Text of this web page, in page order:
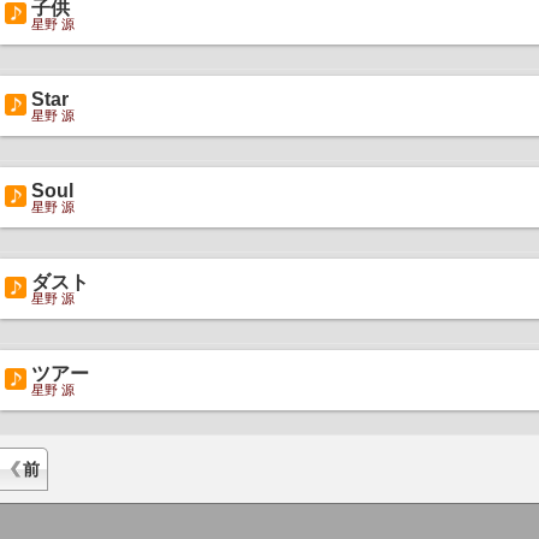
子供
星野 源
Star
星野 源
Soul
星野 源
ダスト
星野 源
ツアー
星野 源
前